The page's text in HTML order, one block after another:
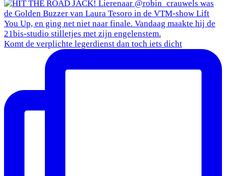
Komt de verplichte legerdienst dan toch iets dicht